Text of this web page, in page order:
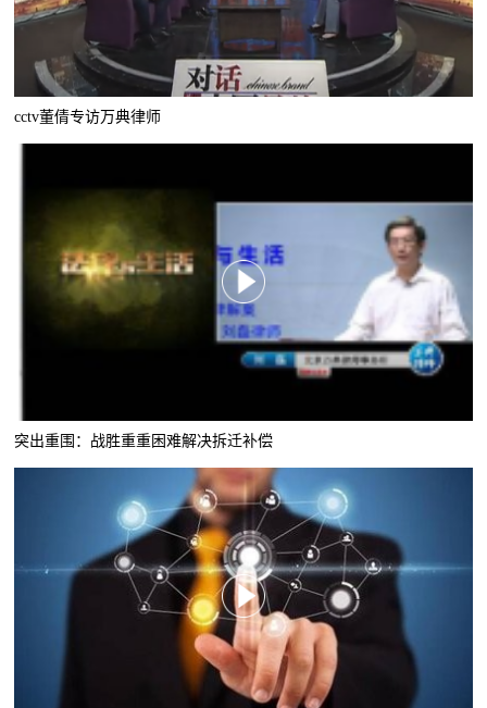
cctv董倩专访万典律师
突出重围：战胜重重困难解决拆迁补偿